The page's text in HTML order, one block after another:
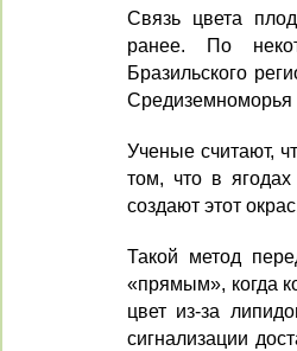
Связь цвета
ранее. По
Бразильского
Средиземноморья
Ученые считают,
том, что в
создают этот
Такой метод
«прямым», когда
цвет из-за
сигнализации